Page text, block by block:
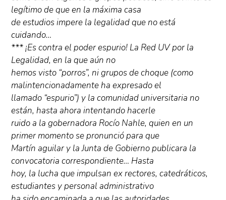
legítimo de que en la máxima casa
de estudios impere la legalidad que no está
cuidando…
*** ¡Es contra el poder espurio! La Red UV por la
Legalidad, en la que aún no
hemos visto “porros”, ni grupos de choque (como
malintencionadamente ha expresado el
llamado “espurio”) y la comunidad universitaria no
están, hasta ahora intentando hacerle
ruido a la gobernadora Rocío Nahle, quien en un
primer momento se pronunció para que
Martín aguilar y la Junta de Gobierno publicara la
convocatoria correspondiente… Hasta
hoy, la lucha que impulsan ex rectores, catedráticos,
estudiantes y personal administrativo